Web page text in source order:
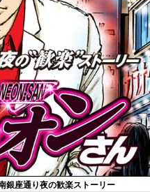
銀座通り夜の歓楽ストーリー